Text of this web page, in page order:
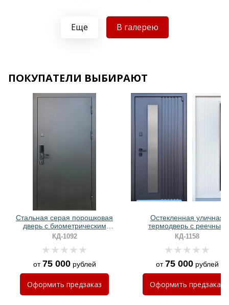
Хочу такую
Хочу такую
Еще В галерею
ПОКУПАТЕЛИ ВЫБИРАЮТ
Стальная серая порошковая
дверь с биометрическим
электронным замком
КД-1092
от75 000рублей
Оформить предзаказ
Остекленная уличная
термодверь с реечным
оформлением и
окрашиванием
КД-1158
от75 000рублей
Оформить предзаказ